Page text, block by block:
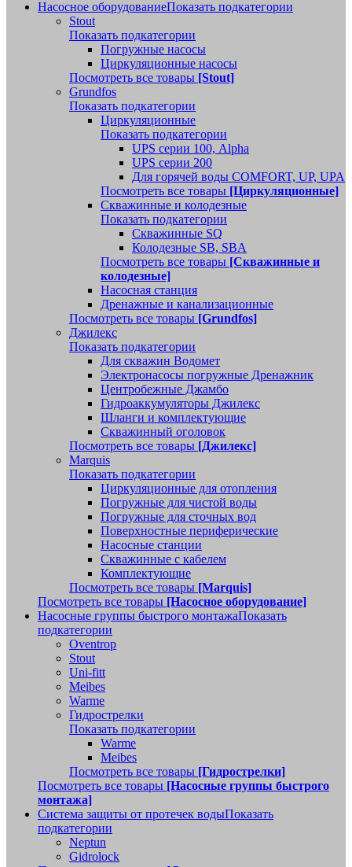
Насосное оборудованиеПоказать подкатегории
Stout
Показать подкатегории
Погружные насосы
Циркуляционные насосы
Посмотреть все товары [Stout]
Grundfos
Показать подкатегории
Циркуляционные
Показать подкатегории
UPS серии 100, Alpha
UPS серии 200
Для горячей воды COMFORT, UP, UPA
Посмотреть все товары [Циркуляционные]
Скважинные и колодезные
Показать подкатегории
Скважинные SQ
Колодезные SB, SBA
Посмотреть все товары [Скважинные и
колодезные]
Насосная станция
Дренажные и канализационные
Посмотреть все товары [Grundfos]
Джилекс
Показать подкатегории
Для скважин Водомет
Электронасосы погружные Дренажник
Центробежные Джамбо
Гидроаккумуляторы Джилекс
Шланги и комплектующие
Скважинный оголовок
Посмотреть все товары [Джилекс]
Marquis
Показать подкатегории
Циркуляционные для отопления
Погружные для чистой воды
Погружные для сточных вод
Поверхностные периферические
Насосные станции
Скважинные с кабелем
Комплектующие
Посмотреть все товары [Marquis]
Посмотреть все товары [Насосное оборудование]
Насосные группы быстрого монтажаПоказать
подкатегории
Oventrop
Stout
Uni-fitt
Meibes
Warme
Гидрострелки
Показать подкатегории
Warme
Meibes
Посмотреть все товары [Гидрострелки]
Посмотреть все товары [Насосные группы быстрого
монтажа]
Система защиты от протечек водыПоказать
подкатегории
Neptun
Gidrolock